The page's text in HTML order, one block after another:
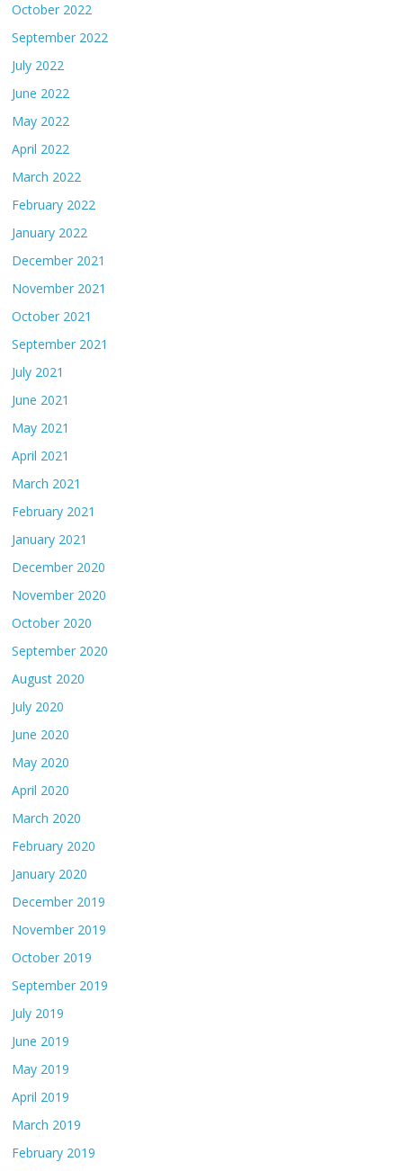
October 2022
September 2022
July 2022
June 2022
May 2022
April 2022
March 2022
February 2022
January 2022
December 2021
November 2021
October 2021
September 2021
July 2021
June 2021
May 2021
April 2021
March 2021
February 2021
January 2021
December 2020
November 2020
October 2020
September 2020
August 2020
July 2020
June 2020
May 2020
April 2020
March 2020
February 2020
January 2020
December 2019
November 2019
October 2019
September 2019
July 2019
June 2019
May 2019
April 2019
March 2019
February 2019